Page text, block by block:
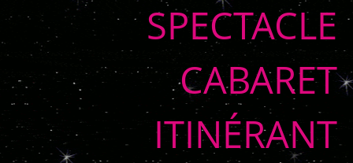
SPECTACLE
CABARET
ITINÉRANT